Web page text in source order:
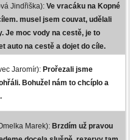
Jindřiška): Ve vracáku na Kopné
musel jsem couvat, udělali
Je moc vody na cestě, je to
auto na cestě a dojet do cíle.
Jaromír): Prořezali jsme
Bohužel nám to chcíplo a
Marek): Brzdím už pravou